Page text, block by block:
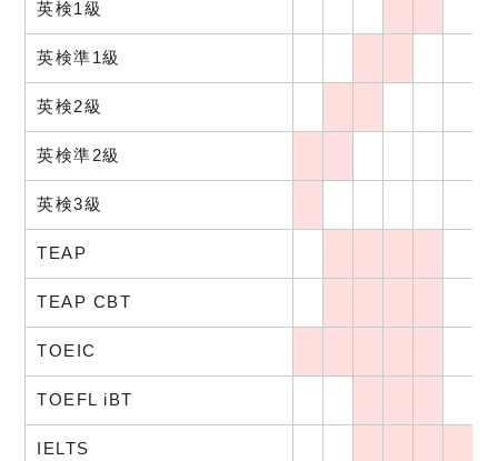
英検1級
英検準1級
英検2級
英検準2級
英検3級
TEAP
TEAP CBT
TOEIC
TOEFL iBT
IELTS